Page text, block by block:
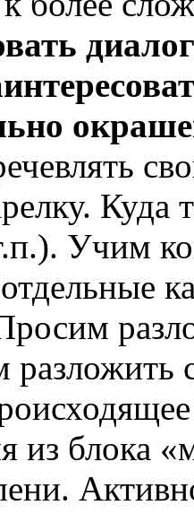
Куда
Учим
из блока